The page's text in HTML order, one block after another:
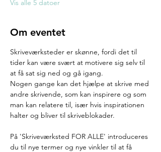
Vis alle 5 datoer
Om eventet
Skriveværksteder er skønne, fordi det til
tider kan være svært at motivere sig selv til
at få sat sig ned og gå igang.
Nogen gange kan det hjælpe at skrive med
andre skrivende, som kan inspirere og som
man kan relatere til, især hvis inspirationen
halter og bliver til skriveblokader.
På 'Skriveværksted FOR ALLE' introduceres
du til nye termer og nye vinkler til at få